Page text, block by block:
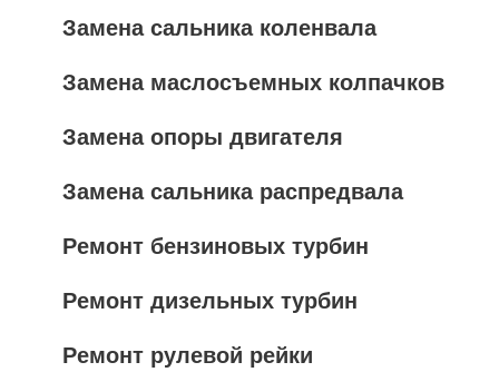
Замена сальника коленвала
Замена маслосъемных колпачков
Замена опоры двигателя
Замена сальника распредвала
Ремонт бензиновых турбин
Ремонт дизельных турбин
Ремонт рулевой рейки